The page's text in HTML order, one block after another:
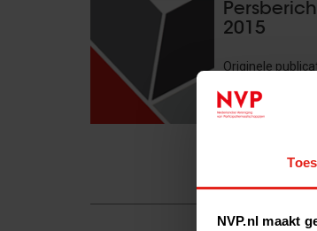
NVP.nl maakt
2015
Originele
NEDERLANDSE
Lees het